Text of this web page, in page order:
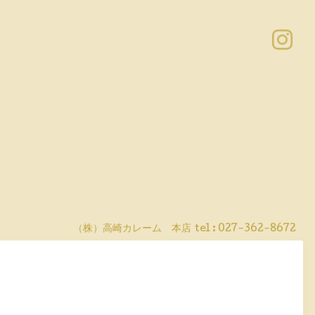
（株）高崎カレーム 本店 tel : 027-362-8672